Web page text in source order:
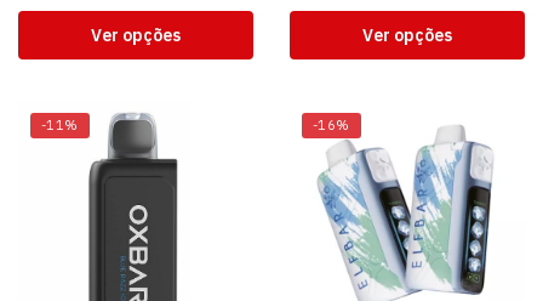
Ver opções Ver opções
-11% -16%